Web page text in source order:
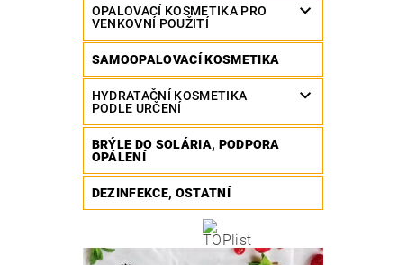
OPALOVACÍ KOSMETIKA PRO
VENKOVNÍ POUŽITÍ
SAMOOPALOVACÍ KOSMETIKA
HYDRATAČNÍ KOSMETIKA
PODLE URČENÍ
BRÝLE DO SOLÁRIA, PODPORA
OPÁLENÍ
DEZINFEKCE, OSTATNÍ